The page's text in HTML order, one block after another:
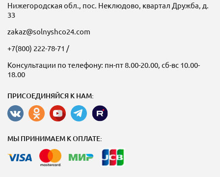
Нижегородская обл., пос. Неклюдово, квартал Дружба, д.
33
zakaz@solnyshco24.com
+7(800) 222-78-71 /
Консультации по телефону: пн-пт 8.00-20.00, сб-вс 10.00-
18.00
ПРИСОЕДИНЯЙСЯ К НАМ:
МЫ ПРИНИМАЕМ К ОПЛАТЕ: